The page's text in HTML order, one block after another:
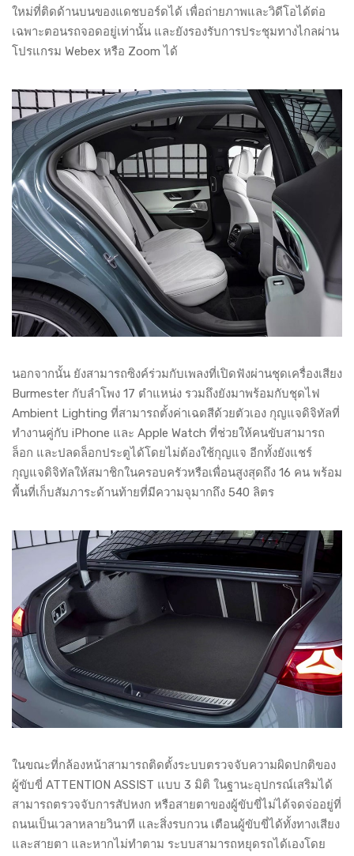
ใหม่ที่ติดด้านบนของแดชบอร์ดได้ เพื่อถ่ายภาพและวิดีโอได้ต่อ
เฉพาะตอนรถจอดอยู่เท่านั้น และยังรองรับการประชุมทางไกลผ่าน
โปรแกรม Webex หรือ Zoom ได้
นอกจากนั้น ยังสามารถซิงค์ร่วมกับเพลงที่เปิดฟังผ่านชุดเครื่องเสียง
Burmester กับลำโพง 17 ตำแหน่ง รวมถึงยังมาพร้อมกับชุดไฟ
Ambient Lighting ที่สามารถตั้งค่าเฉดสีด้วยตัวเอง กุญแจดิจิทัลที่
ทำงานคู่กับ iPhone และ Apple Watch ที่ช่วยให้คนขับสามารถ
ล็อก และปลดล็อกประตูได้โดยไม่ต้องใช้กุญแจ อีกทั้งยังแชร์
กุญแจดิจิทัลให้สมาชิกในครอบครัวหรือเพื่อนสูงสุดถึง 16 คน พร้อม
พื้นที่เก็บสัมภาระด้านท้ายที่มีความจุมากถึง 540 ลิตร
ในขณะที่กล้องหน้าสามารถติดตั้งระบบตรวจจับความผิดปกติของ
ผู้ขับขี่ ATTENTION ASSIST แบบ 3 มิติ ในฐานะอุปกรณ์เสริมได้
สามารถตรวจจับการสัปหงก หรือสายตาของผู้ขับขี่ไม่ได้จดจ่ออยู่ที่
ถนนเป็นเวลาหลายวินาที และสิ่งรบกวน เตือนผู้ขับขี่ได้ทั้งทางเสียง
และสายตา และหากไม่ทำตาม ระบบสามารถหยุดรถได้เองโดย